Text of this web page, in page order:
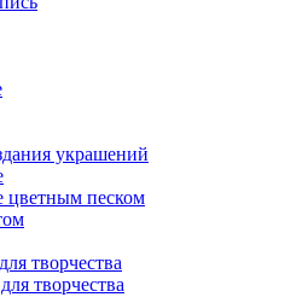
украшений
цветным песком
творчества
творчества